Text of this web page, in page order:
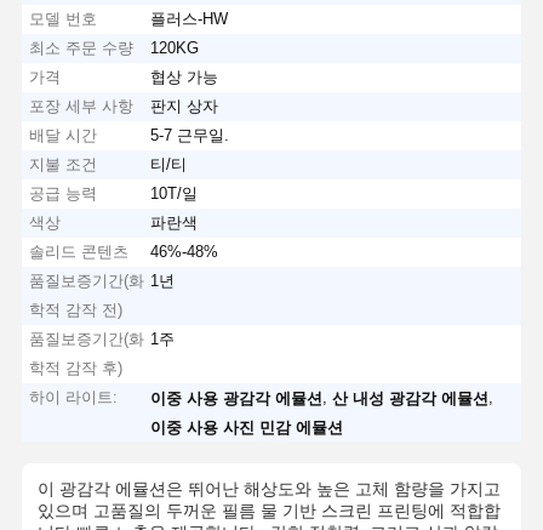
모델 번호
플러스-HW
최소 주문 수량
120KG
가격
협상 가능
포장 세부 사항
판지 상자
배달 시간
5-7 근무일.
지불 조건
티/티
공급 능력
10T/일
색상
파란색
솔리드 콘텐츠
46%-48%
품질보증기간(화
학적 감작 전)
1년
품질보증기간(화
학적 감작 후)
1주
하이 라이트: 이중 사용 광감각 에뮬션 ,산 내성 광감각 에뮬션
이중 사용 사진 민감 에뮬션
이 광감각 에뮬션은 뛰어난 해상도와 높은 고체 함량을 가지고
있으며 고품질의 두꺼운 필름 물 기반 스크린 프린팅에 적합합